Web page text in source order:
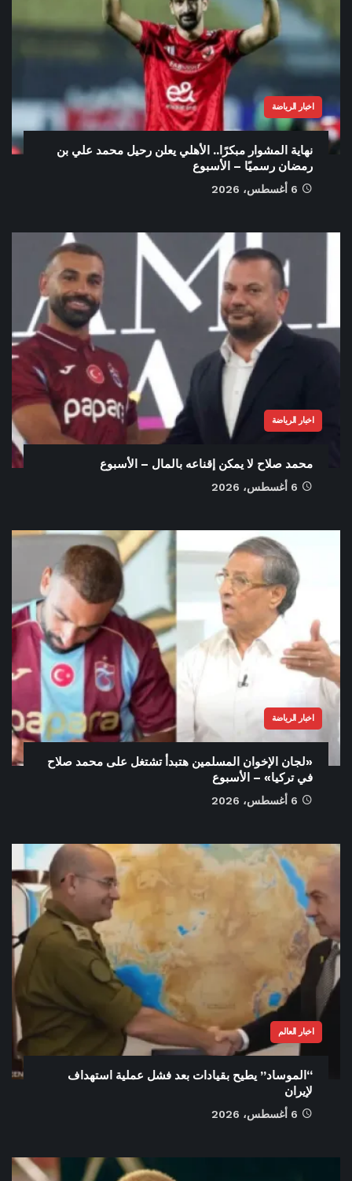
اخبار الرياضة
نهاية المشوار مبكرًا.. الأهلي يعلن رحيل محمد علي بن
رمضان رسميًا – الأسبوع
6 أغسطس، 2026
اخبار الرياضة
محمد صلاح لا يمكن إقناعه بالمال – الأسبوع
6 أغسطس، 2026
اخبار الرياضة
«لجان الإخوان المسلمين هتبدأ تشتغل على محمد صلاح
في تركيا» – الأسبوع
6 أغسطس، 2026
اخبار العالم
“الموساد” يطيح بقيادات بعد فشل عملية استهداف
لإيران
6 أغسطس، 2026